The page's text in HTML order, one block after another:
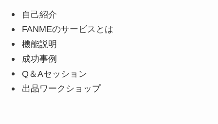
自己紹介
FANMEのサービスとは
機能説明
成功事例
Q＆Aセッション
出品ワークショップ